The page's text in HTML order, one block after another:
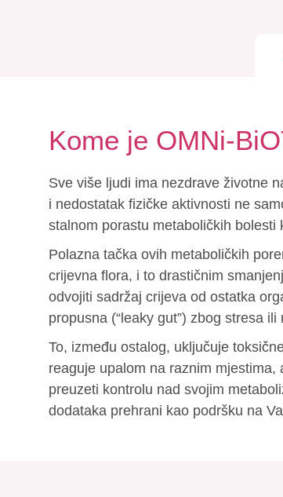
Kome je OMNi-
Sve više ljudi ima nezdrave životne
i nedostatak fizičke aktivnosti ne
stalnom porastu metaboličkih bolesti
Polazna tačka ovih metaboličkih
crijevna flora, i to drastičnim
odvojiti sadržaj crijeva od ostatka
propusna (“leaky gut”) zbog stresa
To, između ostalog, uključuje
reaguje upalom na raznim
preuzeti kontrolu nad svojim
dodataka prehrani kao podršku na